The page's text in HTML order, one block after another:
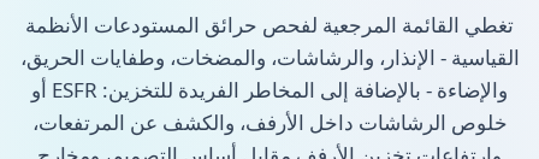
تغطي القائمة المرجعية لفحص حرائق المستودعات الأنظمة
القياسية - الإنذار، والرشاشات، والمضخات، وطفايات الحريق،
والإضاءة - بالإضافة إلى المخاطر الفريدة للتخزين: ESFR أو
خلوص الرشاشات داخل الأرفف، والكشف عن المرتفعات،